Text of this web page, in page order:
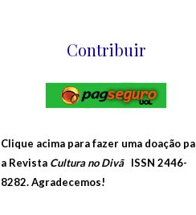
Contribuir
Clique acima para fazer uma doação
a Revista Cultura no Divã ISSN 2446-
8282. Agradecemos!